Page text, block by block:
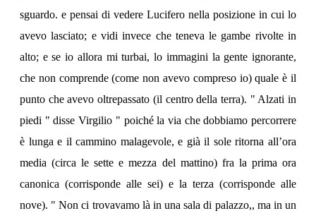
sguardo. e pensai di vedere Lucifero nella posizione in cui lo
avevo lasciato; e vidi invece che teneva le gambe rivolte in
alto; e se io allora mi turbai, lo immagini la gente ignorante,
che non comprende (come non avevo compreso io) quale è il
punto che avevo oltrepassato (il centro della terra). " Alzati in
piedi " disse Virgilio " poiché la via che dobbiamo percorrere
è lunga e il cammino malagevole, e già il sole ritorna all’ora
media (circa le sette e mezza del mattino) fra la prima ora
canonica (corrisponde alle sei) e la terza (corrisponde alle
nove). " Non ci trovavamo là in una sala di palazzo,, ma in un